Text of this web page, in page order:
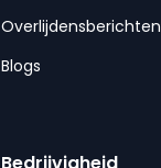
Overlijdensberichten
Blogs